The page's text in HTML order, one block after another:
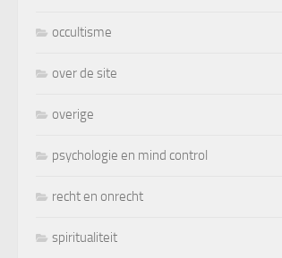
occultisme
over de site
overige
psychologie en mind control
recht en onrecht
spiritualiteit